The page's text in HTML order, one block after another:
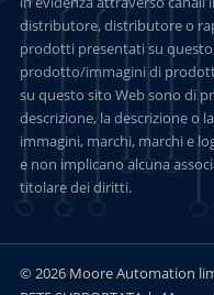
distributore, distributore o
prodotti presentati su
prodotto/immagini di
su questo sito Web sono di
descrizione, la descrizione o
immagini, marchi, marchi e
e non implicano alcuna
titolare dei diritti.
© 2026 Moore Automation